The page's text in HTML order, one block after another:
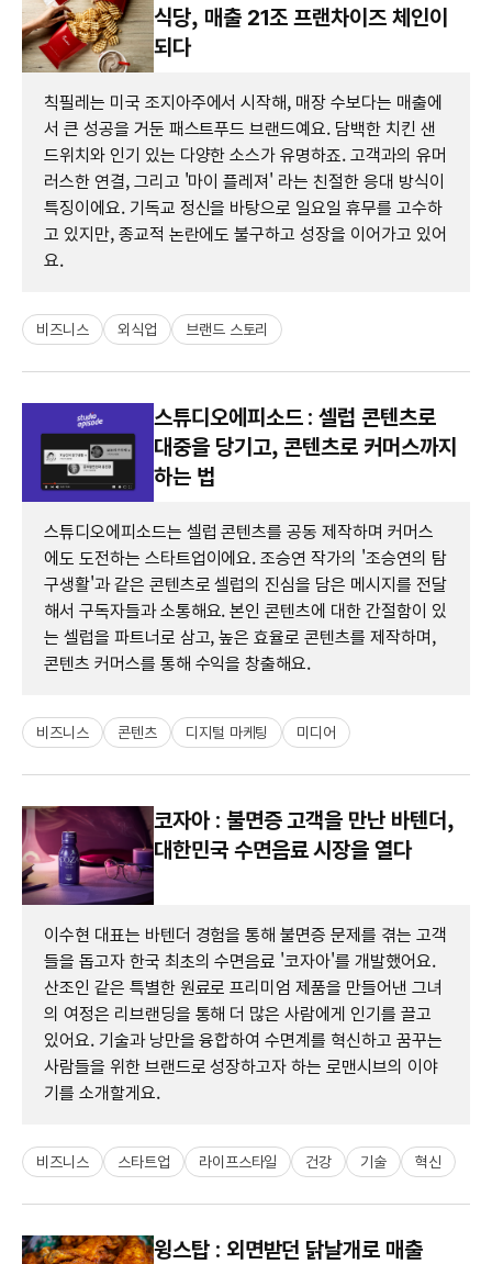
식당, 매출 21조 프랜차이즈 체인이
되다
칙필레는 미국 조지아주에서 시작해, 매장 수보다는 매출에
서 큰 성공을 거둔 패스트푸드 브랜드예요. 담백한 치킨 샌
드위치와 인기 있는 다양한 소스가 유명하죠. 고객과의 유머
러스한 연결, 그리고 '마이 플레져' 라는 친절한 응대 방식이
특징이에요. 기독교 정신을 바탕으로 일요일 휴무를 고수하
고 있지만, 종교적 논란에도 불구하고 성장을 이어가고 있어
요.
비즈니스 외식업 브랜드 스토리
스튜디오에피소드 : 셀럽 콘텐츠로
대중을 당기고, 콘텐츠로 커머스까지
하는 법
스튜디오에피소드는 셀럽 콘텐츠를 공동 제작하며 커머스
에도 도전하는 스타트업이에요. 조승연 작가의 '조승연의 탐
구생활'과 같은 콘텐츠로 셀럽의 진심을 담은 메시지를 전달
해서 구독자들과 소통해요. 본인 콘텐츠에 대한 간절함이 있
는 셀럽을 파트너로 삼고, 높은 효율로 콘텐츠를 제작하며,
콘텐츠 커머스를 통해 수익을 창출해요.
비즈니스 콘텐츠 디지털 마케팅 미디어
코자아 : 불면증 고객을 만난 바텐더,
대한민국 수면음료 시장을 열다
이수현 대표는 바텐더 경험을 통해 불면증 문제를 겪는 고객
들을 돕고자 한국 최초의 수면음료 '코자아'를 개발했어요.
산조인 같은 특별한 원료로 프리미엄 제품을 만들어낸 그녀
의 여정은 리브랜딩을 통해 더 많은 사람에게 인기를 끌고
있어요. 기술과 낭만을 융합하여 수면계를 혁신하고 꿈꾸는
사람들을 위한 브랜드로 성장하고자 하는 로맨시브의 이야
기를 소개할게요.
비즈니스 스타트업 라이프스타일 건강 기술 혁신
윙스탑 : 외면받던 닭날개로 매출